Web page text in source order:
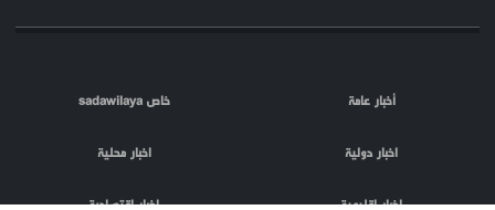
أخبار عامة خاص sadawilaya
اخبار دولية اخبار محلية
اخبار اقليمية اخبار اقتصادية